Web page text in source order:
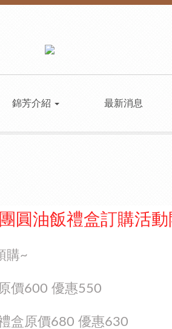
錦芳介紹 最新消息
圓油飯禮盒訂購活動
購~
優惠550
優惠630